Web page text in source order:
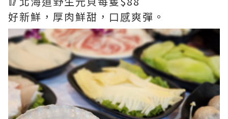
好新鮮，厚肉鮮甜，口感爽彈。